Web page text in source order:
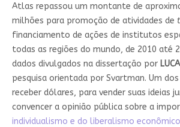
Atlas repassou um montante de
milhões para promoção de atividades de
financiamento de ações de institutos
todas as regiões do mundo, de 2010 até
dados divulgados na dissertação por
pesquisa orientada por Svartman. Um dos
receber dólares, para vender suas ideias
convencer a opinião pública sobre a
individualismo e do liberalismo econômico